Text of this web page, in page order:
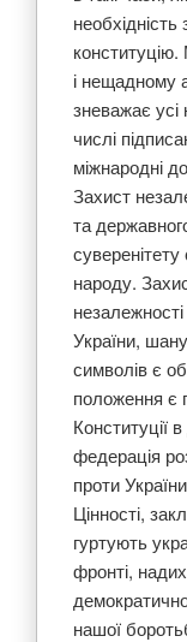
і нещадному
зневажає
числі
міжнародні
Захист
та
народу.
незалежності
України,
символів є
положення є
Конституції
федерація
проти
Цінності,
гуртують
фронті,
нашої